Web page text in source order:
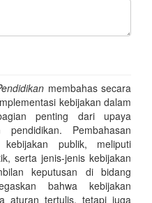
membahas secara
kebijakan dalam
penting dari upaya
Pembahasan
publik, meliputi
serta jenis-jenis kebijakan
keputusan di bidang
bahwa kebijakan
aturan tertulis, tetapi juga